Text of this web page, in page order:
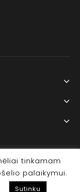
išsiuntimas 1-6
tinkamam
palaikymui.
Sutinku